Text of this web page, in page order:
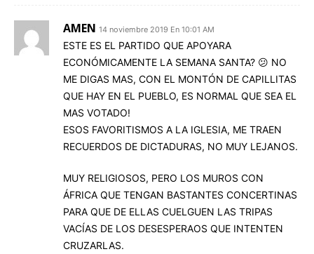
AMEN 14 noviembre 2019 En 10:01 AM
ESTE ES EL PARTIDO QUE APOYARA
ECONÓMICAMENTE LA SEMANA SANTA? 😕 NO
ME DIGAS MAS, CON EL MONTÓN DE CAPILLITAS
QUE HAY EN EL PUEBLO, ES NORMAL QUE SEA EL
MAS VOTADO!
ESOS FAVORITISMOS A LA IGLESIA, ME TRAEN
RECUERDOS DE DICTADURAS, NO MUY LEJANOS.
MUY RELIGIOSOS, PERO LOS MUROS CON
ÁFRICA QUE TENGAN BASTANTES CONCERTINAS
PARA QUE DE ELLAS CUELGUEN LAS TRIPAS
VACÍAS DE LOS DESESPERAOS QUE INTENTEN
CRUZARLAS.